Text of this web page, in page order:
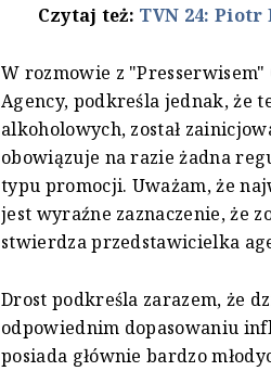
Czytaj też: TVN 24:
W rozmowie z
Agency, podkreśla jednak, że
alkoholowych, został
obowiązuje na razie żadna
typu promocji. Uważam, że
jest wyraźne zaznaczenie, że
stwierdza przedstawicielka
Drost podkreśla zarazem, że
odpowiednim dopasowaniu
posiada głównie bardzo